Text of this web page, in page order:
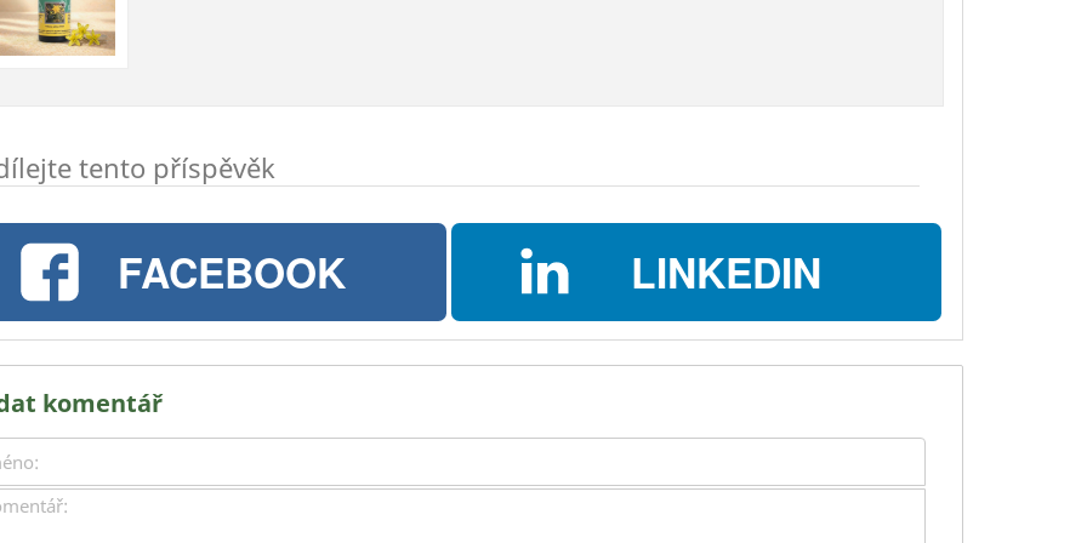
tento příspěvěk
FACEBOOK LINKEDIN
komentář